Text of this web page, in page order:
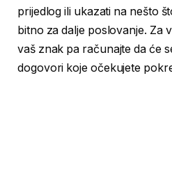
prijedlog ili ukazati na nešto
bitno za dalje poslovanje. Za
vaš znak pa računajte da će
dogovori koje očekujete